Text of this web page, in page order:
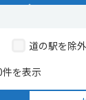
道の駅を除外
件を表示